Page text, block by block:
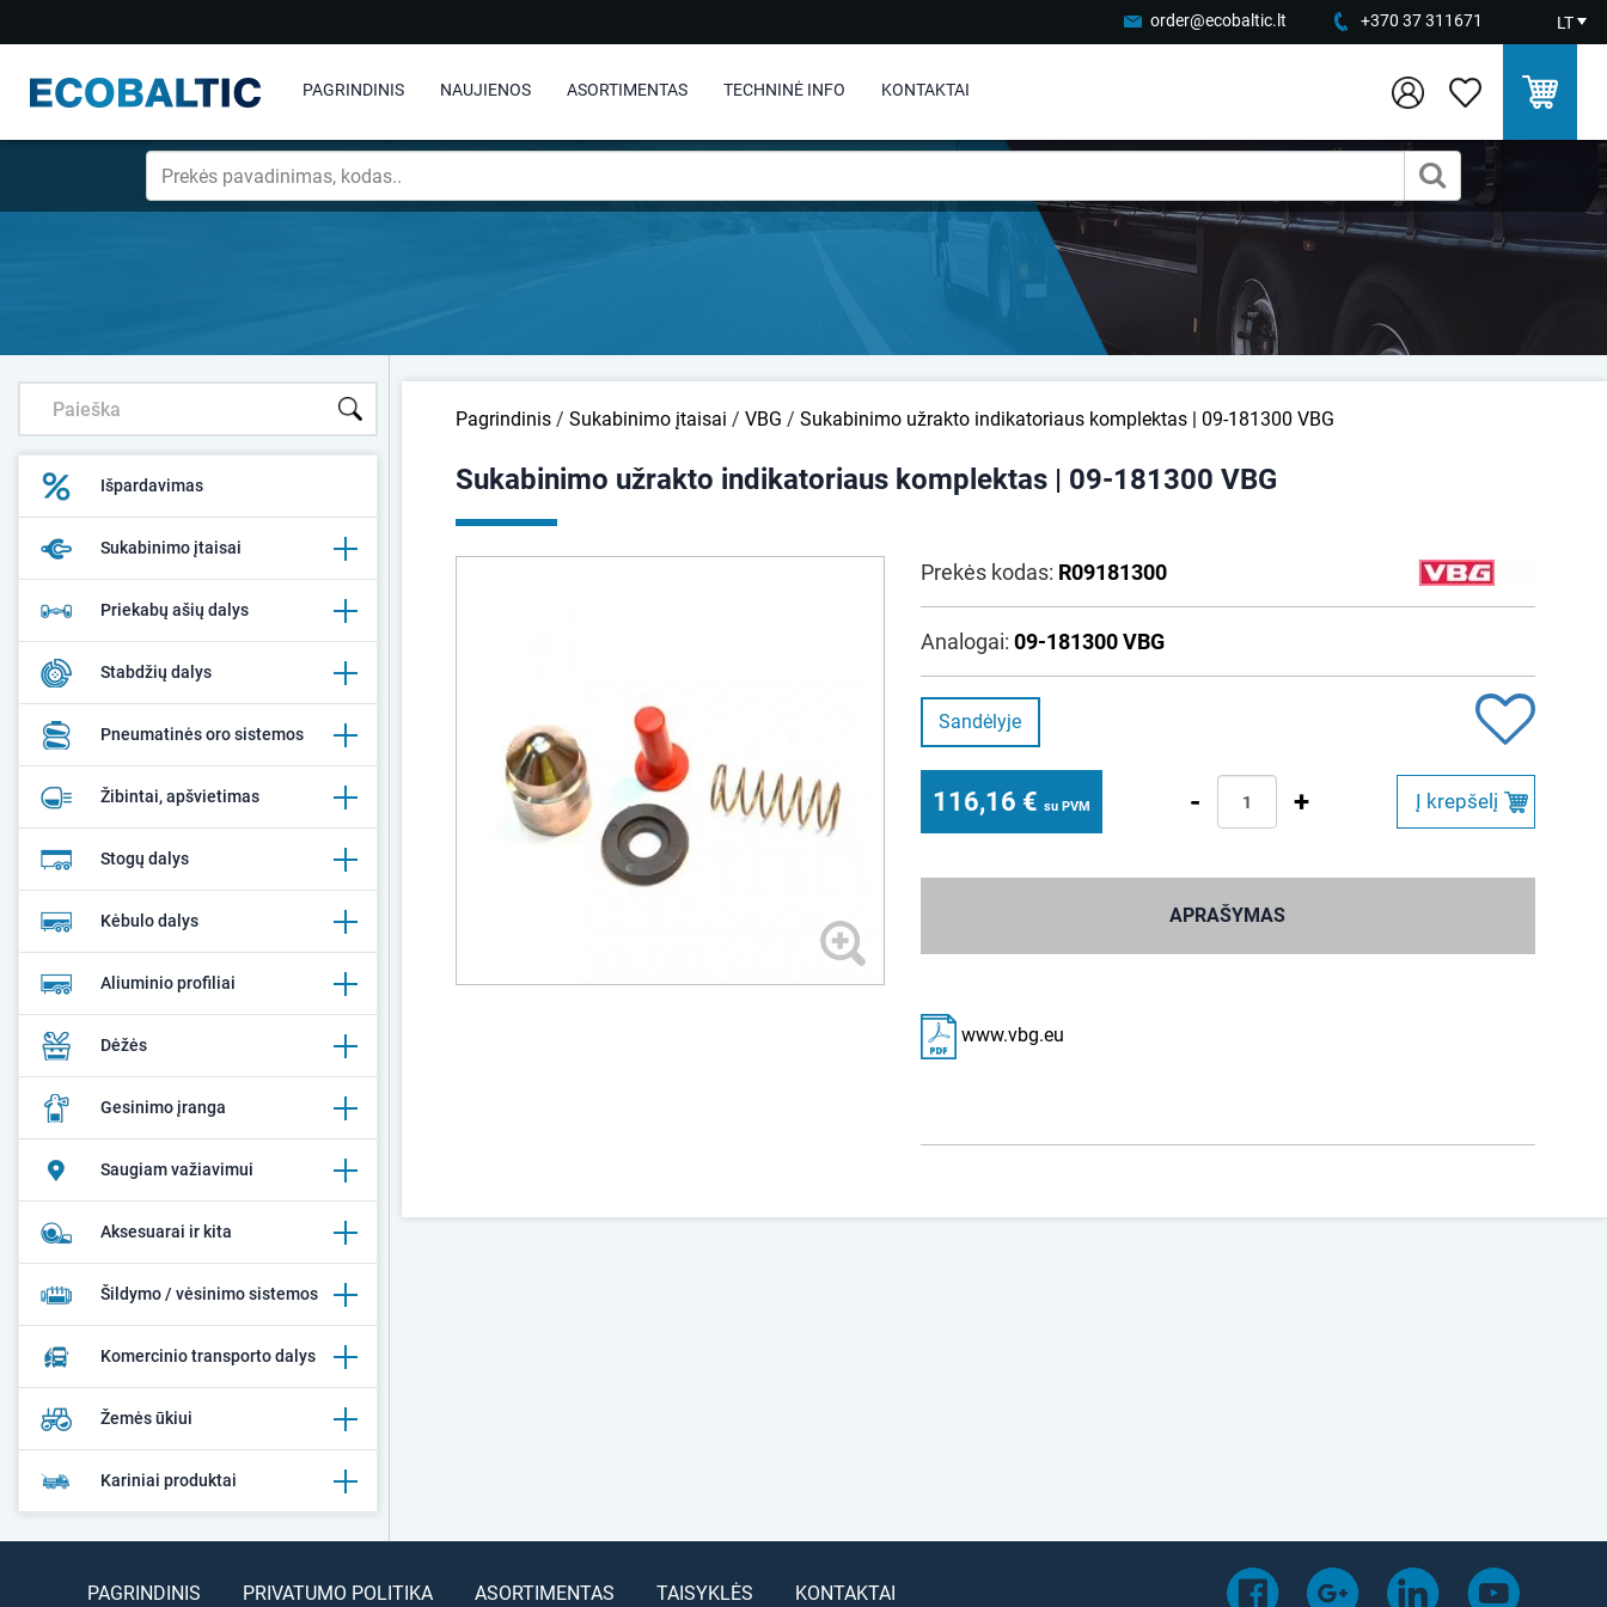
order@ecobaltic.lt +370 37 311671 LT
PAGRINDINIS NAUJIENOS ASORTIMENTAS TECHNINĖ INFO KONTAKTAI
Išpardavimas
Sukabinimo įtaisai
Priekabų ašių dalys
Stabdžių dalys
Pneumatinės oro sistemos
Žibintai, apšvietimas
Stogų dalys
Kėbulo dalys
Aliuminio profiliai
Dėžės
Gesinimo įranga
Saugiam važiavimui
Aksesuarai ir kita
Šildymo / vėsinimo sistemos
Komercinio transporto dalys
Žemės ūkiui
Kariniai produktai
Pagrindinis / Sukabinimo įtaisai / VBG / Sukabinimo užrakto indikatoriaus komplektas | 09-181300 VBG
Sukabinimo užrakto indikatoriaus komplektas | 09-181300 VBG
Prekės kodas: R09181300
Analogai: 09-181300 VBG
Sandėlyje
116,16 € su PVM - + Į krepšelį
APRAŠYMAS
www.vbg.eu
PAGRINDINIS PRIVATUMO POLITIKA ASORTIMENTAS TAISYKLĖS KONTAKTAI